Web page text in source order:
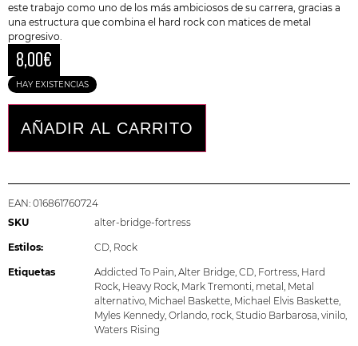
este trabajo como uno de los más ambiciosos de su carrera, gracias a
una estructura que combina el hard rock con matices de metal
progresivo.
8,00€
HAY EXISTENCIAS
AÑADIR AL CARRITO
EAN: 016861760724
SKU
alter-bridge-fortress
Estilos: CD, Rock
Etiquetas Addicted To Pain, Alter Bridge, CD, Fortress, Hard
Rock, Heavy Rock, Mark Tremonti, metal , Metal
alternativo, Michael Baskette, Michael Elvis Baskette,
Myles Kennedy, Orlando, rock, Studio Barbarosa, vinilo,
Waters Rising